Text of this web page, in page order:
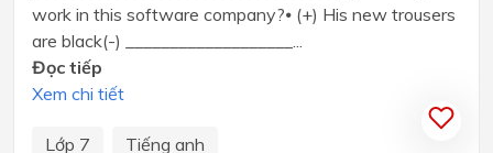
work in this software company?⦁ (+) His new trousers
are black(-) ___________________...
Đọc tiếp
Xem chi tiết
Lớp 7
Tiếng anh